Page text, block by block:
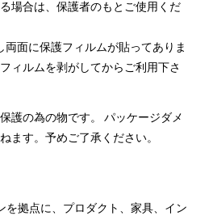
場合は、保護者のもとご使用くだ
両面に保護フィルムが貼ってありま
ィルムを剥がしてからご利用下さ
護の為の物です。 パッケージダメ
ます。予めご了承ください。
を拠点に、プロダクト、家具、イン